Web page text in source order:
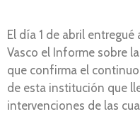
El día 1 de abril
Vasco el Informe sobre
que confirma el
de esta institución que
intervenciones de las